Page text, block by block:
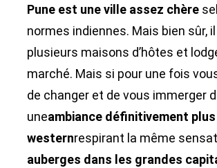
Pune est une ville assez chère
normes indiennes. Mais bien sûr, il
plusieurs maisons d’hôtes et
marché. Mais si pour une fois
de changer et de vous immerger
uneambiance définitivement plus
westernrespirant la même
auberges dans les grandes